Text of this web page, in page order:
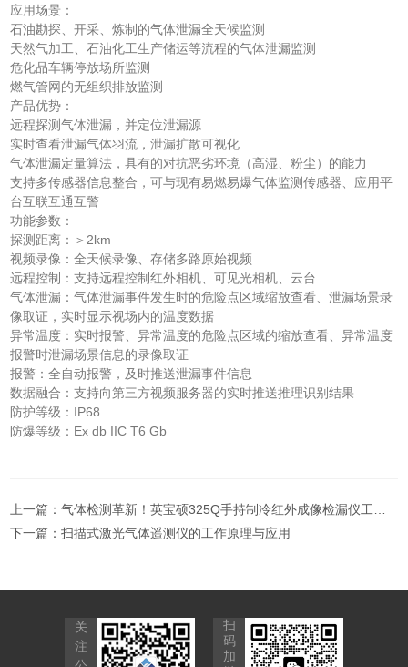
应用场景：
石油勘探、开采、炼制的气体泄漏全天候监测
天然气加工、石油化工生产储运等流程的气体泄漏监测
危化品车辆停放场所监测
燃气管网的无组织排放监测
产品优势：
远程探测气体泄漏，并定位泄漏源
实时查看泄漏气体羽流，泄漏扩散可视化
气体泄漏定量算法，具有的对抗恶劣环境（高湿、粉尘）的能力
支持多传感器信息整合，可与现有易燃易爆气体监测传感器、应用平
台互联互通互警
功能参数：
探测距离：＞2km
视频录像：全天候录像、存储多路原始视频
远程控制：支持远程控制红外相机、可见光相机、云台
气体泄漏：气体泄漏事件发生时的危险点区域缩放查看、泄漏场景录
像取证，实时显示视场内的温度数据
异常温度：实时报警、异常温度的危险点区域的缩放查看、异常温度
报警时泄漏场景信息的录像取证
报警：全自动报警，及时推送泄漏事件信息
数据融合：支持向第三方视频服务器的实时推送推理识别结果
防护等级：IP68
防爆等级：Ex db IIC T6 Gb
上一篇：气体检测革新！英宝硕325Q手持制冷红外成像检漏仪工业安全新高度
下一篇：扫描式激光气体遥测仪的工作原理与应用
关
注
扫
码
加